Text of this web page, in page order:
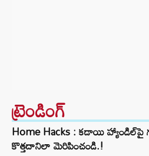
ట్రెండింగ్‌
Home Hacks : కడాయి హ్యాండిల్‌పై
కొత్తదానిలా మెరిపించండి.!